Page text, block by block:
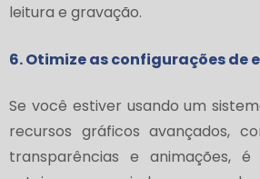
leitura e gravação.
6. Otimize as configurações de
Se você estiver usando um
recursos gráficos avançados,
transparências e animações,